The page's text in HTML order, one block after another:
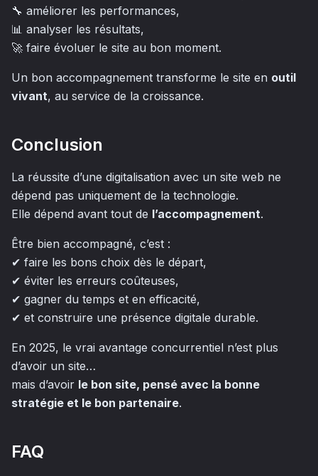
🔧 améliorer les performances,
📊 analyser les résultats,
🚀 faire évoluer le site au bon moment.
Un bon accompagnement transforme le site en outil
vivant, au service de la croissance.
Conclusion
La réussite d’une digitalisation avec un site web ne
dépend pas uniquement de la technologie.
Elle dépend avant tout de l’accompagnement.
Être bien accompagné, c’est :
✔ faire les bons choix dès le départ,
✔ éviter les erreurs coûteuses,
✔ gagner du temps et en efficacité,
✔ et construire une présence digitale durable.
En 2025, le vrai avantage concurrentiel n’est plus
d’avoir un site…
mais d’avoir le bon site, pensé avec la bonne
stratégie et le bon partenaire.
FAQ